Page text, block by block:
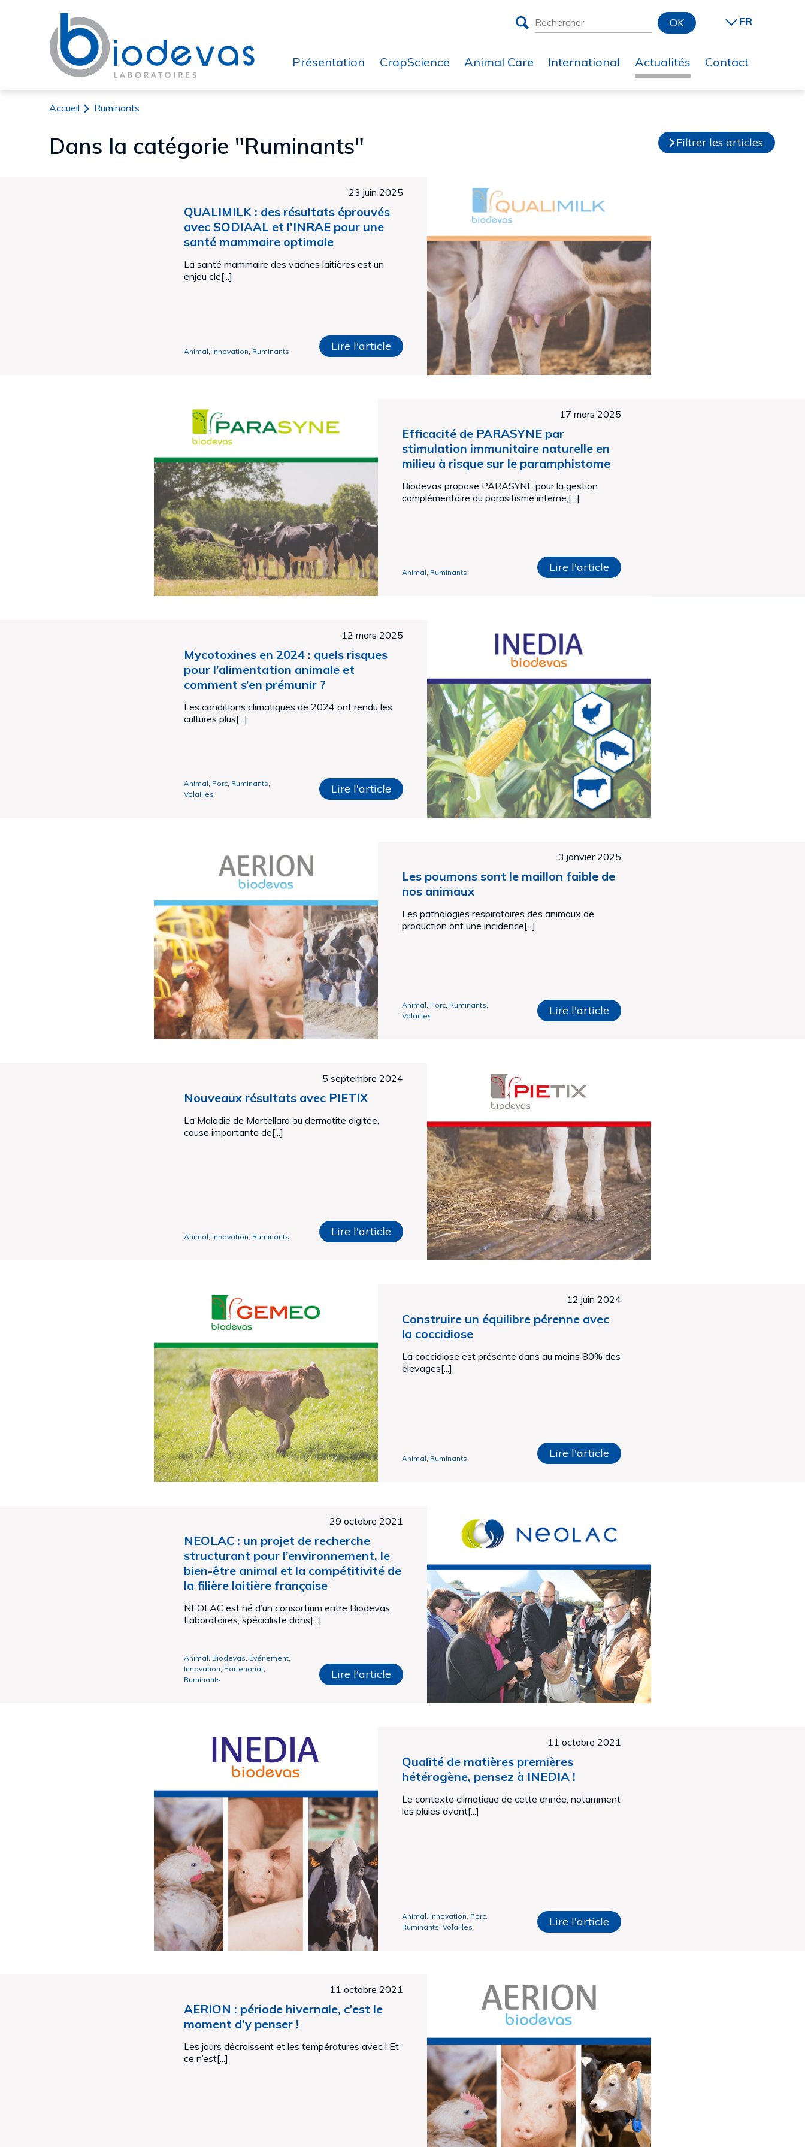
Biodevas Laboratoires FR
Présentation CropScience Animal Care International Actualités Contact
OK
Accueil Ruminants
Dans la catégorie "Ruminants"
23 juin 2025
QUALIMILK : des résultats éprouvés
avec SODIAAL et l’INRAE pour une
santé mammaire optimale
La santé mammaire des vaches laitières est un
enjeu clé[...]
Animal Innovation Ruminants Lire l'article
17 mars 2025
Efficacité de PARASYNE par
stimulation immunitaire naturelle en
milieu à risque sur le paramphistome
Biodevas propose PARASYNE pour la gestion
complémentaire du parasitisme interne,[...]
Animal, Ruminants Lire l'article
12 mars 2025
Mycotoxines en 2024 : quels risques
pour l’alimentation animale et
comment s’en prémunir ?
Les conditions climatiques de 2024 ont rendu les
cultures plus[...]
Animal, Porc, Ruminants,
Volailles
Lire l'article
3 janvier 2025
Les poumons sont le maillon faible de
nos animaux
Les pathologies respiratoires des animaux de
production ont une incidence[...]
Animal Porc, Ruminants
Volailles
Lire l'article
5 septembre 2024
Nouveaux résultats avec PIETIX
La Maladie de Mortellaro ou dermatite digitée,
cause importante de[...]
Animal, Innovation, Ruminants Lire l'article
12 juin 2024
Construire un équilibre pérenne avec
la coccidiose
La coccidiose est présente dans au moins 80% des
élevages[...]
Animal Ruminants Lire l'article
29 octobre 2021
NEOLAC : un projet de recherche
structurant pour l’environnement, le
bien-être animal et la compétitivité de
la filière laitière française
NEOLAC est né d’un consortium entre Biodevas
Laboratoires, spécialiste dans[...]
Animal, Biodevas, Événement,
Innovation, Partenariat,
Ruminants
Lire l'article
11 octobre 2021
Qualité de matières premières
hétérogène, pensez à INEDIA !
Le contexte climatique de cette année, notamment
les pluies avant[...]
Animal, Innovation, Porc,
Ruminants, Volailles Lire l'article
11 octobre 2021
AERION : période hivernale, c’est le
moment d’y penser !
Les jours décroissent et les températures avec ! Et
ce n’est[...]
Filtrer les articles